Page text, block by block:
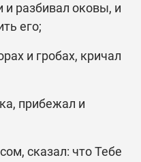
разбивал оковы, и
его;
и гробах, кричал
прибежал и
сказал: что Тебе